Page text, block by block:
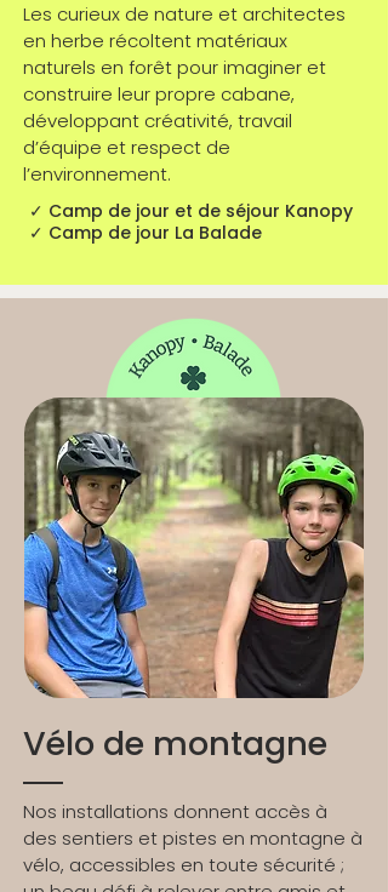
Les curieux de nature et architectes
en herbe récoltent matériaux
naturels en forêt pour imaginer et
construire leur propre cabane,
développant créativité, travail
d’équipe et respect de
l’environnement.
✓ Camp de jour et de séjour Kanopy
✓ Camp de jour La Balade
Vélo de montagne
Nos installations donnent accès à
des sentiers et pistes en montagne à
vélo, accessibles en toute sécurité ;